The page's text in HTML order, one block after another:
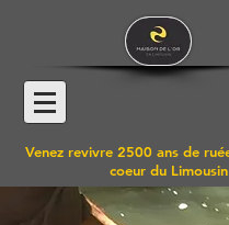
Venez revivre 2500 ans de
coeur du Limousin